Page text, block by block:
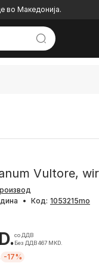
во Македонија.
Vultore,
• Код:
со ДДВ
Без ДДВ 467 MKD.
-17%